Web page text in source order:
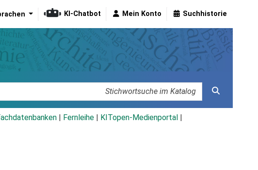
KI-Chatbot Mein Konto Suchhistorie
Fernleihe KITopen-Medienportal